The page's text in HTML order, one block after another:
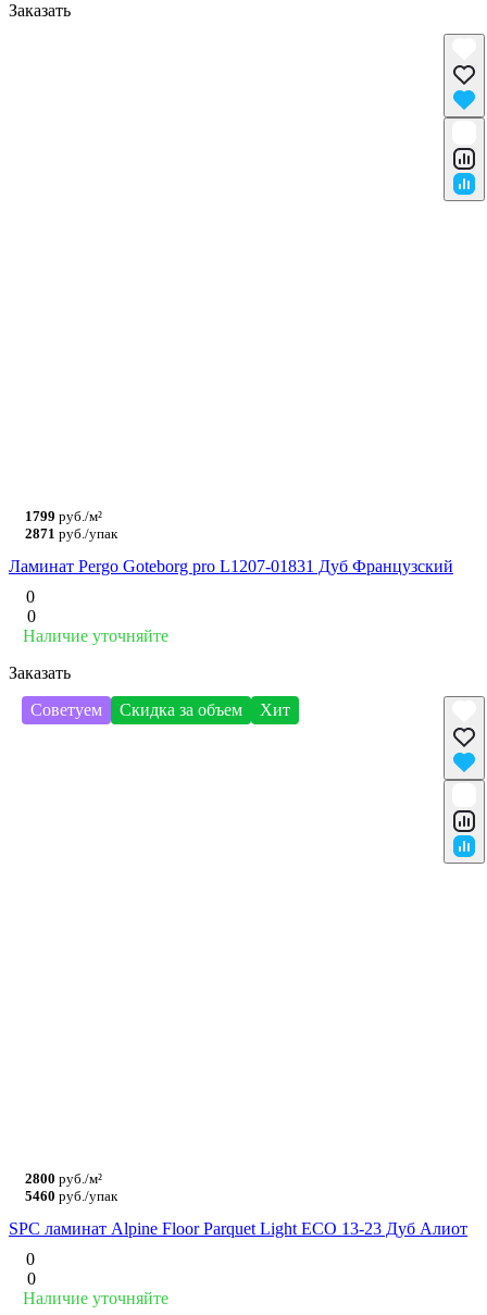
Заказать
1799 руб./м²
2871 руб./упак
Ламинат Pergo Goteborg pro L1207-01831 Дуб Французский
0
0
Наличие уточняйте
Заказать
Советуем
Скидка за объем Хит
2800 руб./м²
5460 руб./упак
SPC ламинат Alpine Floor Parquet Light ЕСО 13-23 Дуб Алиот
0
0
Наличие уточняйте